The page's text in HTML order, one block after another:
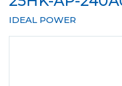
IDEAL POWER